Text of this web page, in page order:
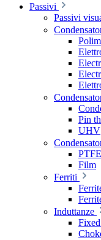
Passivi
Passivi
Pin
UHV
PTFE
Film
Ferriti
Induttanze